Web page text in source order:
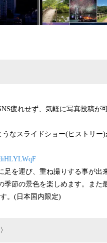
疲れせず、気軽に写真投稿が
なスライドショー(ヒストリー
を運び、重ね撮りする事が出
季節の景色を楽しめます。また
。(日本国内限定)